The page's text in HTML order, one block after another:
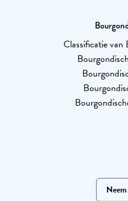
Classificatie van